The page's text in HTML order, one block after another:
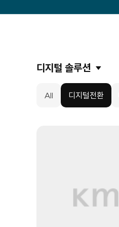
디지털 솔루션
All 디지털전환